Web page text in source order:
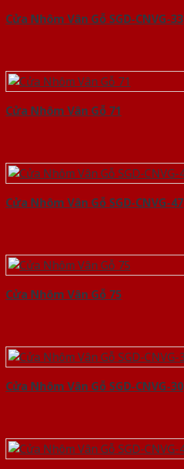
Cửa Nhôm Vân Gỗ SGD-CNVG-33
Cửa Nhôm Vân Gỗ 71
Cửa Nhôm Vân Gỗ SGD-CNVG-47
Cửa Nhôm Vân Gỗ 75
Cửa Nhôm Vân Gỗ SGD-CNVG-30